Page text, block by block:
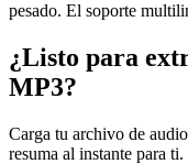
pesado. El soporte
¿Listo para
MP3?
Carga tu archivo de
resuma al instante para ti.